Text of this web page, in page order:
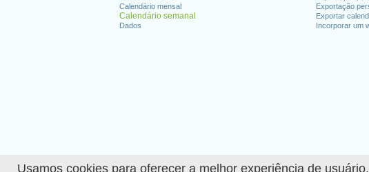
Usamos cookies para oferecer a melhor experiência de
Calendário mensal
Calendário semanal
Dados
Exportação
Exportar
Incorporar um